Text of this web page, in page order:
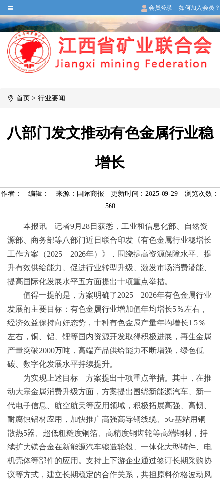
会员登录 如何加入会员？
首页 > 行业要闻
八部门发文推动有色金属行业稳
增长
作者： 编辑： 来源：国际商报 更新时间：2025-09-29
浏览次数：
560
本报讯 记者9月28日获悉，工业和信息化部、自然资
源部、商务部等八部门近日联合印发《有色金属行业稳增长
工作方案（2025—2026年）》，围绕提高资源保障水平、提
升有效供给能力、促进行业转型升级、激发市场消费潜能、
提高国际化发展水平五方面提出十项重点举措。
值得一提的是，方案明确了2025—2026年有色金属行业
发展的主要目标：有色金属行业增加值年均增长5％左右，
经济效益保持向好态势，十种有色金属产量年均增长1.5％
左右，铜、铝、锂等国内资源开发取得积极进展，再生金属
产量突破2000万吨，高端产品供给能力不断增强，绿色低
碳、数字化发展水平持续提升。
为实现上述目标，方案提出十项重点举措。其中，在推
动大宗金属消费升级方面，方案提出围绕新能源汽车、新一
代电子信息、航空航天等应用领域，积极拓展高强、高韧、
耐腐蚀铝材应用，加快推广高强高导铜线缆、5G基站用铜
散热5器、超低粗糙度铜箔、高精度铜齿轮等高端铜材，持
续扩大镁合金在新能源汽车锻造轮毂、一体化大型铸件、电
机壳体等部件的应用。支持上下游企业通过签订长期采购协
议等方式，建立长期稳定的合作关系，共担原料价格波动风